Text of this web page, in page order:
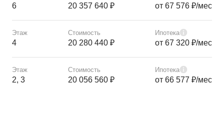
6 20 357 640 ₽ от 67 576 ₽/мес
Этаж
4
Стоимость
20 280 440 ₽
Ипотека
от 67 320 ₽/мес
Этаж
2, 3
Стоимость
20 056 560 ₽
Ипотека
от 66 577 ₽/мес